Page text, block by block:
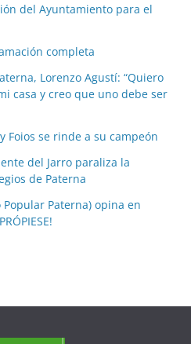
del Ayuntamiento para el
completa
Lorenzo Agustí: “Quiero
casa y creo que uno debe ser
Foios se rinde a su campeón
del Jarro paraliza la
de Paterna
Popular Paterna) opina en